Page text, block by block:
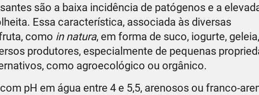
são a baixa incidência de patógenos e a
Essa característica, associada às diversas
como in natura, em forma de suco, iogurte,
produtores, especialmente de pequenas
como agroecológico ou orgânico.
pH em água entre 4 e 5,5, arenosos ou franco-